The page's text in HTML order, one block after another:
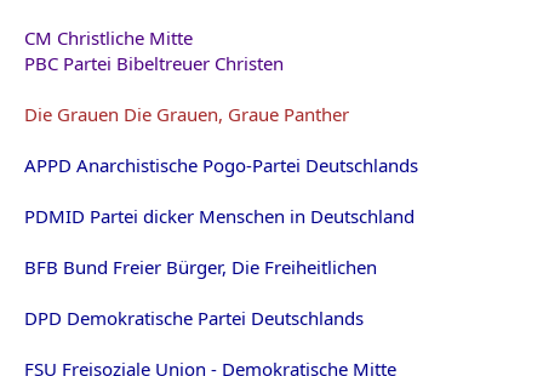
CM Christliche Mitte
PBC Partei Bibeltreuer Christen
Die Grauen Die Grauen, Graue Panther
APPD Anarchistische Pogo-Partei Deutschlands
PDMID Partei dicker Menschen in Deutschland
BFB Bund Freier Bürger, Die Freiheitlichen
DPD Demokratische Partei Deutschlands
FSU Freisoziale Union - Demokratische Mitte